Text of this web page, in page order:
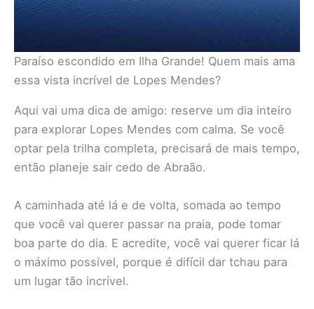
Paraíso escondido em Ilha Grande! Quem mais ama
essa vista incrível de Lopes Mendes?
Aqui vai uma dica de amigo: reserve um dia inteiro
para explorar Lopes Mendes com calma. Se você
optar pela trilha completa, precisará de mais tempo,
então planeje sair cedo de Abraão.
A caminhada até lá e de volta, somada ao tempo
que você vai querer passar na praia, pode tomar
boa parte do dia. E acredite, você vai querer ficar lá
o máximo possível, porque é difícil dar tchau para
um lugar tão incrível.